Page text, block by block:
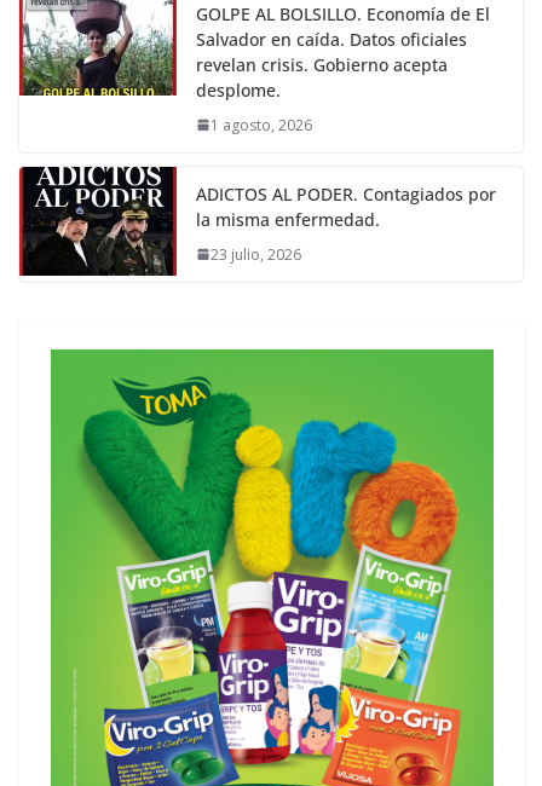
GOLPE AL BOLSILLO. Economía de El
Salvador en caída. Datos oficiales
revelan crisis. Gobierno acepta
desplome.
1 agosto, 2026
ADICTOS AL PODER. Contagiados por
la misma enfermedad.
23 julio, 2026